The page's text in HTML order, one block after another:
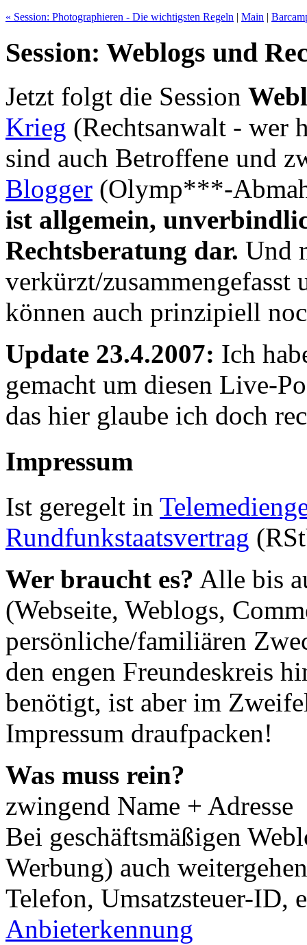
« Session: Photographieren - Die wichtigsten Regeln | Main |
Session: Weblogs und
Jetzt folgt die Session
Krieg (Rechtsanwalt - wer
sind auch Betroffene und
Blogger (Olymp***-
ist allgemein,
Rechtsberatung dar. Und
verkürzt/
können auch prinzipiell
Update 23.4.2007: Ich
gemacht um diesen Live-
das hier glaube ich doch
Impressum
Ist geregelt in
Rundfunkstaatsvertrag
Wer braucht es? Alle bis
(Webseite, Weblogs,
persönliche/familiären
den engen Freundeskreis
benötigt, ist aber im
Impressum draufpacken!
Was muss rein?
zwingend Name + Adresse
Bei geschäftsmäßigen
Werbung) auch
Telefon, Umsatzsteuer-ID,
Anbieterkennung